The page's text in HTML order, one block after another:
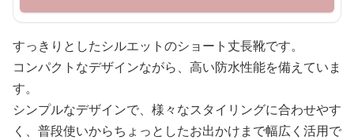
すっきりとしたシルエットのショート丈長靴です。
コンパクトなデザインながら、高い防水性能を備えていま
す。
シンプルなデザインで、様々なスタイリングに合わせやす
く、普段使いからちょっとしたお出かけまで幅広く活用で